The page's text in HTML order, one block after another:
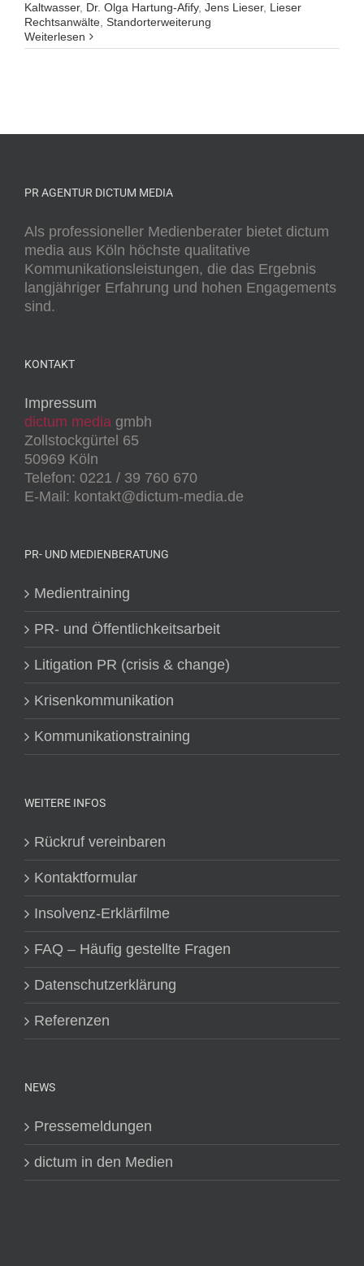
Kaltwasser, Dr. Olga Hartung-Afify, Jens Lieser, Lieser
Rechtsanwälte Standorterweiterung
Weiterlesen
PR AGENTUR DICTUM MEDIA
Als professioneller Medienberater bietet dictum
media aus Köln höchste qualitative
Kommunikationsleistungen, die das Ergebnis
langjähriger Erfahrung und hohen Engagements
sind.
KONTAKT
Impressum
dictum media gmbh
Zollstockgürtel 65
50969 Köln
Telefon: 0221 / 39 760 670
E-Mail: kontakt@dictum-media.de
PR- UND MEDIENBERATUNG
Medientraining
PR- und Öffentlichkeitsarbeit
Litigation PR (crisis & change)
Krisenkommunikation
Kommunikationstraining
WEITERE INFOS
Rückruf vereinbaren
Kontaktformular
Insolvenz-Erklärfilme
FAQ – Häufig gestellte Fragen
Datenschutzerklärung
Referenzen
NEWS
Pressemeldungen
dictum in den Medien